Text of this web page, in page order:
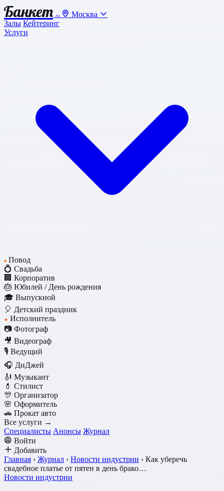
Банкет .ru
Москва
Залы Кейтеринг
Услуги
♥ Повод
💍 Свадьба
🏢 Корпоратив
🎂 Юбилей / День рождения
🎓 Выпускной
🎈 Детский праздник
★ Исполнитель
📷 Фотограф
🎥 Видеограф
🎙️ Ведущий
🎧 ДиДжей
🎻 Музыкант
💄 Стилист
🎊 Организатор
🌸 Оформитель
🚗 Прокат авто
Все услуги →
Специалисты Анонсы Журнал
Войти
Добавить
Главная › Журнал › Новости индустрии › Как уберечь
свадебное платье от пятен в день брако…
Новости индустрии